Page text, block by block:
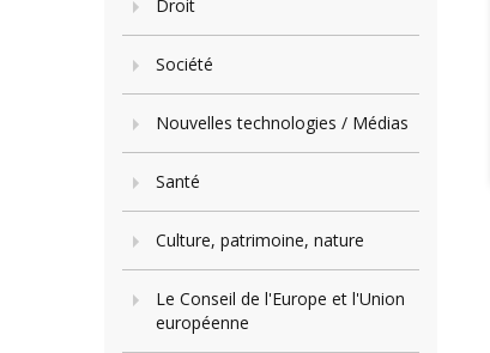
Droit
Société
Nouvelles technologies / Médias
Santé
Culture, patrimoine, nature
Le Conseil de l'Europe et l'Union
européenne